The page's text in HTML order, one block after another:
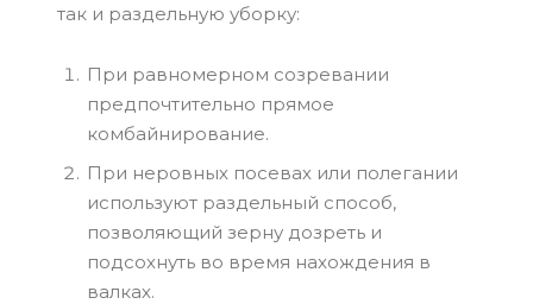
так и раздельную уборку:
При равномерном созревании
предпочтительно прямое
комбайнирование.
При неровных посевах или полегании
используют раздельный способ,
позволяющий зерну дозреть и
подсохнуть во время нахождения в
валках.